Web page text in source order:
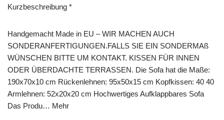
Kurzbeschreibung *
Handgemacht Made in EU – WIR MACHEN AUCH
SONDERANFERTIGUNGEN.FALLS SIE EIN SONDERMAß
WÜNSCHEN BITTE UM KONTAKT. KISSEN FÜR INNEN
ODER ÜBERDACHTE TERRASSEN. Die Sofa hat die Maße:
190x70x10 cm Rückenlehnen: 95x50x15 cm Kopfkissen: 40 40
Armlehnen: 52x20x20 cm Hochwertiges Aufklappbares Sofa
Das Produ… Mehr